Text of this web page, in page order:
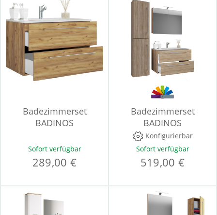
Badezimmerset
BADINOS
Sofort verfügbar
289,00 €
Badezimmerset
BADINOS
Konfigurierbar
Sofort verfügbar
519,00 €